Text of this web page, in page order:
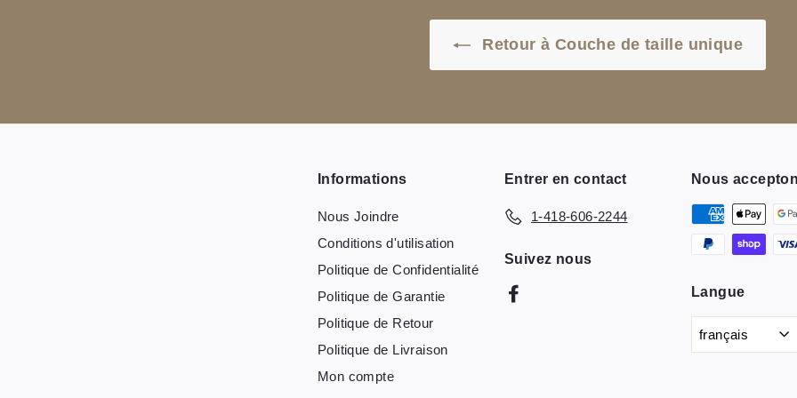
Retour à Couche de taille unique
Informations
Nous Joindre
Conditions d'utilisation
Politique de Confidentialité
Politique de Garantie
Politique de Retour
Politique de Livraison
Mon compte
Entrer en contact
1-418-606-2244
Suivez nous
Nous
Langue
français